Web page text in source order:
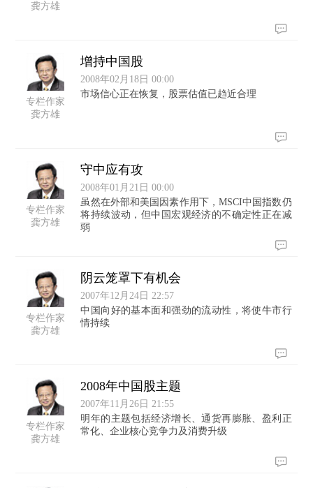
龚方雄
专栏作家
龚方雄
增持中国股
2008年02月18日 00:00
市场信心正在恢复，股票估值已趋近合理
专栏作家
龚方雄
守中应有攻
2008年01月21日 00:00
虽然在外部和美国因素作用下，MSCI中国指数仍
将持续波动，但中国宏观经济的不确定性正在减
弱
专栏作家
龚方雄
阴云笼罩下有机会
2007年12月24日 22:57
中国向好的基本面和强劲的流动性，将使牛市行
情持续
专栏作家
龚方雄
2008年中国股主题
2007年11月26日 21:55
明年的主题包括经济增长、通货再膨胀、盈利正
常化、企业核心竞争力及消费升级